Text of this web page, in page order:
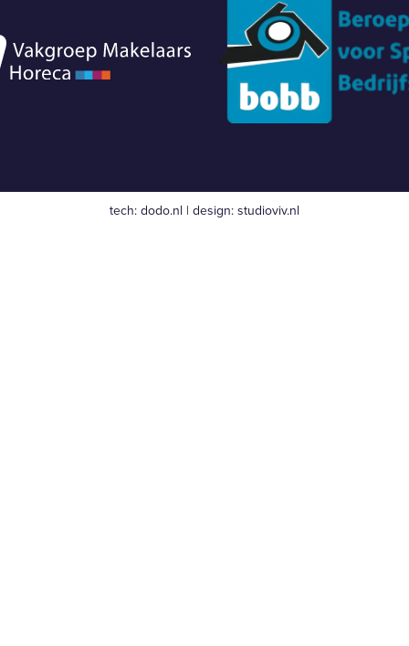
tech:dodo.nl | design:studioviv.nl